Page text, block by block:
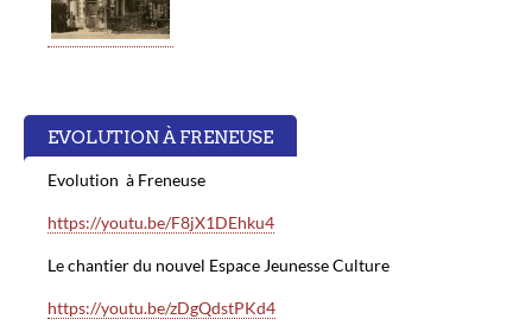
21
EVOLUTION À FRENEUSE
Evolution à Freneuse
https://youtu.be/F8jX1DEhku4
Le chantier du nouvel Espace Jeunesse Culture
https://youtu.be/zDgQdstPKd4